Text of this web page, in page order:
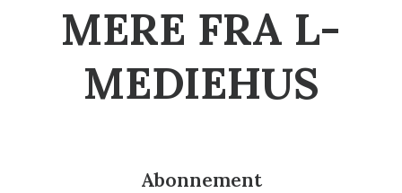
MERE FRA L-
MEDIEHUS
Abonnement